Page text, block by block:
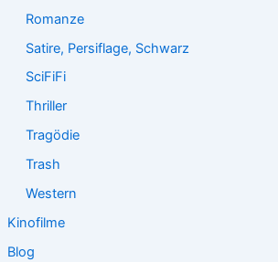
Romanze
Satire, Persiflage, Schwarz
SciFiFi
Thriller
Tragödie
Trash
Western
Kinofilme
Blog